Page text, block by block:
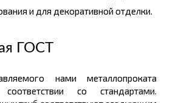
и для декоративной отделки.
ГОСТ
нами металлопроката
со стандартами.